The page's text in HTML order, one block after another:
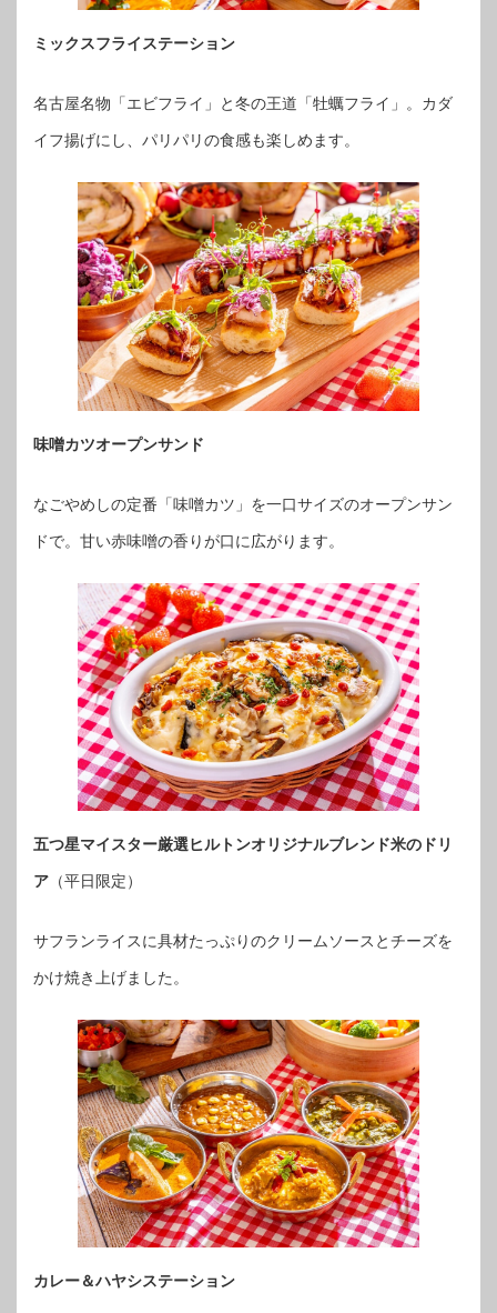
ミックスフライステーション
名古屋名物「エビフライ」と冬の王道「牡蠣フライ」。カダ
イフ揚げにし、パリパリの食感も楽しめます。
味噌カツオープンサンド
なごやめしの定番「味噌カツ」を一口サイズのオープンサン
ドで。甘い赤味噌の香りが口に広がります。
五つ星マイスター厳選ヒルトンオリジナルブレンド米のドリ
ア （平日限定）
サフランライスに具材たっぷりのクリームソースとチーズを
かけ焼き上げました。
カレー＆ハヤシステーション